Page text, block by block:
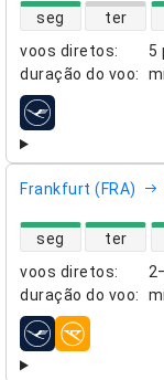
voos diretos:
5
duração do voo:
disponibilidade de
seg ter
companhias aéreas
Frankfurt (FRA)
voos diretos:
duração do voo:
disponibilidade de
seg ter
companhias aéreas